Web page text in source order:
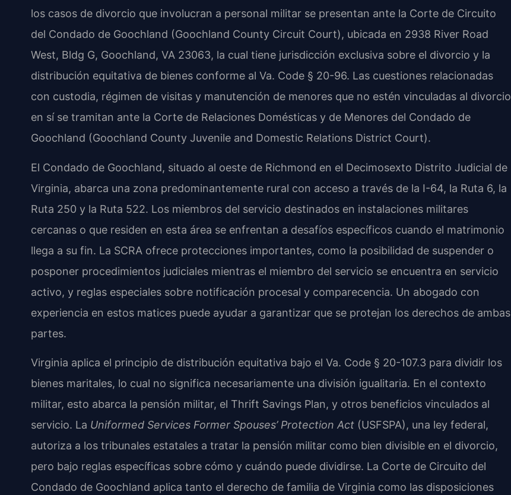
los casos de divorcio que involucran a personal militar se presentan ante la Corte de Circuito
del Condado de Goochland (Goochland County Circuit Court), ubicada en 2938 River Road
West, Bldg G, Goochland, VA 23063, la cual tiene jurisdicción exclusiva sobre el divorcio y la
distribución equitativa de bienes conforme al Va. Code § 20-96. Las cuestiones relacionadas
con custodia, régimen de visitas y manutención de menores que no estén vinculadas al divorcio
en sí se tramitan ante la Corte de Relaciones Domésticas y de Menores del Condado de
Goochland (Goochland County Juvenile and Domestic Relations District Court).
El Condado de Goochland, situado al oeste de Richmond en el Decimosexto Distrito Judicial de
Virginia, abarca una zona predominantemente rural con acceso a través de la I-64, la Ruta 6, la
Ruta 250 y la Ruta 522. Los miembros del servicio destinados en instalaciones militares
cercanas o que residen en esta área se enfrentan a desafíos específicos cuando el matrimonio
llega a su fin. La SCRA ofrece protecciones importantes, como la posibilidad de suspender o
posponer procedimientos judiciales mientras el miembro del servicio se encuentra en servicio
activo, y reglas especiales sobre notificación procesal y comparecencia. Un abogado con
experiencia en estos matices puede ayudar a garantizar que se protejan los derechos de ambas
partes.
Virginia aplica el principio de distribución equitativa bajo el Va. Code § 20-107.3 para dividir los
bienes maritales, lo cual no significa necesariamente una división igualitaria. En el contexto
militar, esto abarca la pensión militar, el Thrift Savings Plan, y otros beneficios vinculados al
servicio. La Uniformed Services Former Spouses’ Protection Act (USFSPA), una ley federal,
autoriza a los tribunales estatales a tratar la pensión militar como bien divisible en el divorcio,
pero bajo reglas específicas sobre cómo y cuándo puede dividirse. La Corte de Circuito del
Condado de Goochland aplica tanto el derecho de familia de Virginia como las disposiciones